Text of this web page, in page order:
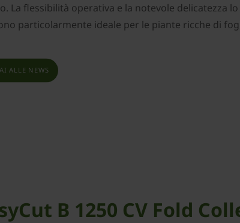
La flessibilità operativa e la notevole delicatezza
particolarmente ideale per le piante ricche di
ALLE NEWS
B 1250 CV Fold